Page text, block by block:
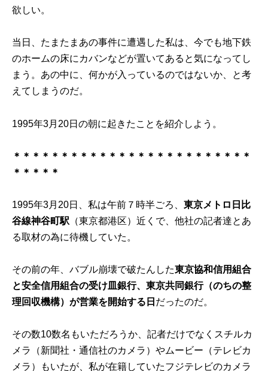
欲しい。
当日、たまたまあの事件に遭遇した私は、今でも地下鉄
のホームの床にカバンなどが置いてあると気になってし
まう。あの中に、何かが入っているのではないか、と考
えてしまうのだ。
1995年3月20日の朝に起きたことを紹介しよう。
＊＊＊＊＊＊＊＊＊＊＊＊＊＊＊＊＊＊＊＊＊＊＊＊＊
＊＊＊＊＊
1995年3月20日、私は午前７時半ごろ、東京メトロ日比
谷線神谷町駅 （東京都港区）近くで、他社の記者達とあ
る取材の為に待機していた。
その前の年、バブル崩壊で破たんした東京協和信用組合
と安全信用組合の受け皿銀行、東京共同銀行（のちの整
理回収機構）が営業を開始する日 だったのだ。
その数10数名もいただろうか、記者だけでなくスチルカ
メラ（新聞社・通信社のカメラ）やムービー（テレビカ
メラ）もいたが、私が在籍していたフジテレビのカメラ